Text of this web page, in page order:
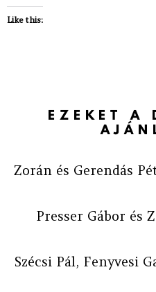
Like this:
EZEKET A
Zorán és Gerendás
Presser Gábor és
Szécsi Pál, Fenyvesi